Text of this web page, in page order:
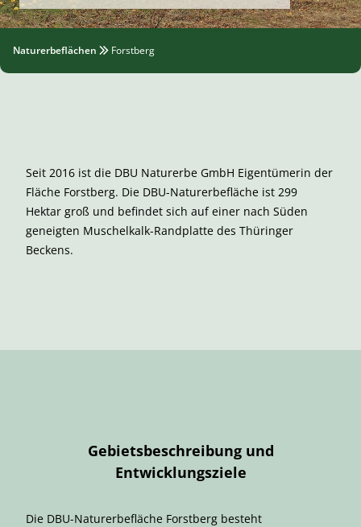
Naturerbeflächen Forstberg
Seit 2016 ist die DBU Naturerbe GmbH Eigentümerin der
Fläche Forstberg. Die DBU-Naturerbefläche ist 299
Hektar groß und befindet sich auf einer nach Süden
geneigten Muschelkalk-Randplatte des Thüringer
Beckens.
Gebietsbeschreibung und
Entwicklungsziele
Die DBU-Naturerbefläche Forstberg besteht